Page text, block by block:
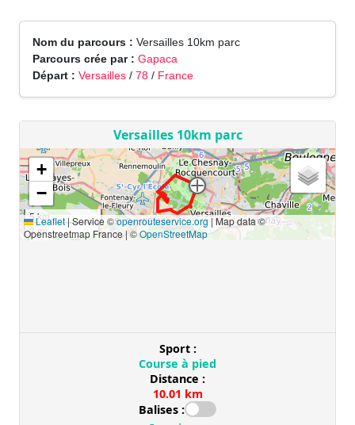
Nom du parcours : Versailles 10km parc
Parcours crée par : Gapaca
Départ : Versailles / 78 / France